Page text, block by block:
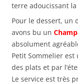
terre adoucissant la
Pour le dessert, un
avons bu un
absolument
Petit Sommelier
des plats et par
Le service est très